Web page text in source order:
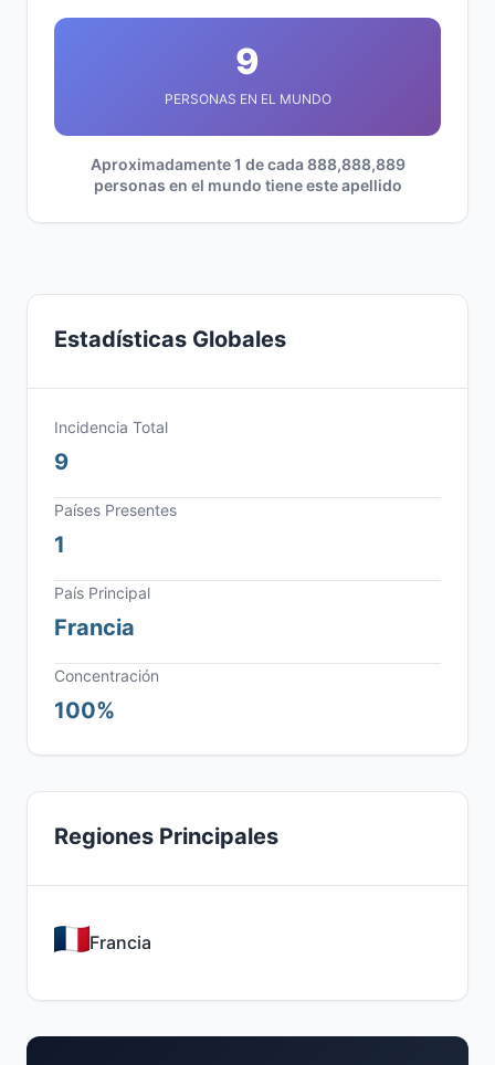
9
PERSONAS EN EL MUNDO
Aproximadamente 1 de cada 888,888,889
personas en el mundo tiene este apellido
Estadísticas Globales
Incidencia Total
9
Países Presentes
1
País Principal
Francia
Concentración
100%
Regiones Principales
Francia